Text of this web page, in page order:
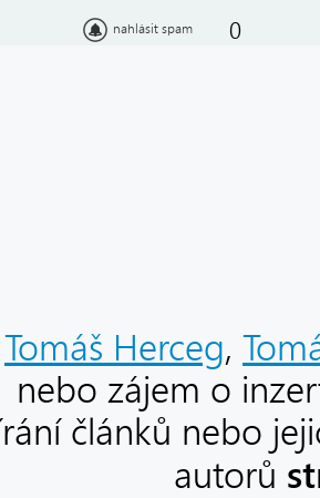
nahlásit spam 0
Tomáš Herceg,
nebo zájem o
článků nebo
autorů